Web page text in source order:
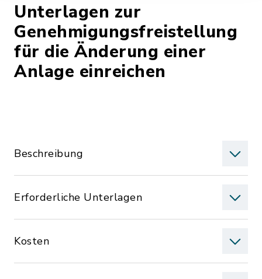
Unterlagen zur
Genehmigungsfreistellung
für die Änderung einer
Anlage einreichen
Beschreibung
Erforderliche Unterlagen
Kosten